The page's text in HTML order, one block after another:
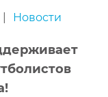
Новости